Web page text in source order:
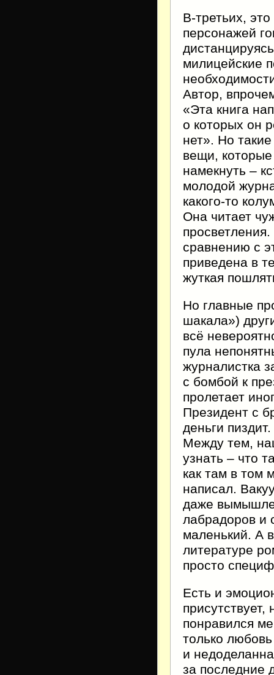
В-третьих,
персонажей
милицейские
Автор,
«Эта книга
о которых он
нет». Но
вещи,
намекнуть –
молодой
какого-то
Она читает
сравнению с
приведена в
жуткая
Но главные
шакала»)
всё
пула
журналистка
с бомбой к
пролетает
Президент с
деньги
Между тем,
узнать – что
как там в том
написал.
даже
лабрадоров и
маленький. А
литературе
просто
Есть и
присутствует,
понравился
только
и
за последние